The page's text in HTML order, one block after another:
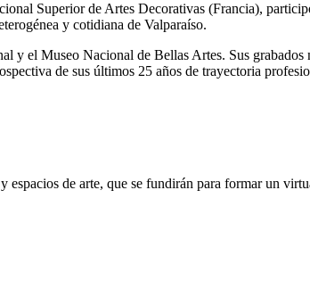
Superior de Artes Decorativas (Francia),
y cotidiana de Valparaíso.
el Museo Nacional de Bellas Artes. Sus grabados
de sus últimos 25 años de trayectoria
de arte, que se fundirán para formar un